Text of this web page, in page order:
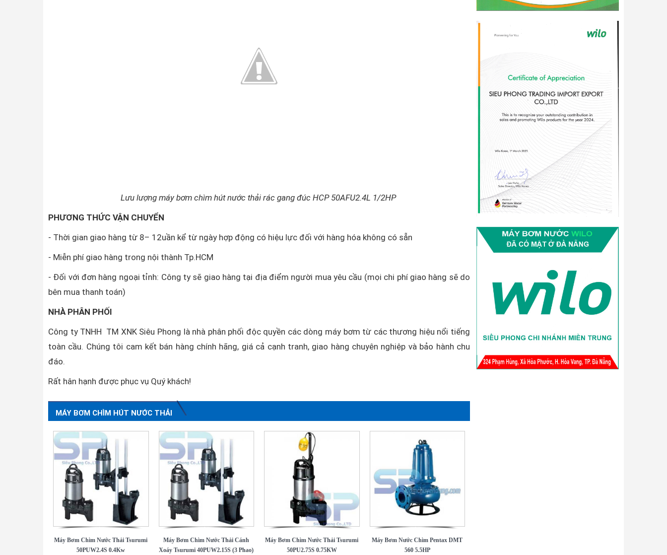
Lưu lượng máy bơm chìm hút nước thải rác gang đúc HCP 50AFU2.4L 1/2HP
PHƯƠNG THỨC VẬN CHUYỂN
- Thời gian giao hàng từ 8– 12uần kể từ ngày hợp động có hiệu lực đối với hàng hóa không có sẵn
- Miễn phí giao hàng trong nội thành Tp.HCM
- Đối với đơn hàng ngoại tỉnh: Công ty sẽ giao hàng tại địa điểm người mua yêu cầu (mọi chi phí giao hàng sẽ do
bên mua thanh toán)
NHÀ PHÂN PHỐI
Công ty TNHH TM XNK Siêu Phong là nhà phân phối độc quyền các dòng máy bơm từ các thương hiệu nổi tiếng
toàn cầu. Chúng tôi cam kết bán hàng chính hãng, giá cả cạnh tranh, giao hàng chuyên nghiệp và bảo hành chu
đáo.
Rất hân hạnh được phục vụ Quý khách!
MÁY BƠM CHÌM HÚT NƯỚC THẢI
Máy Bơm Chìm Nước Thải Tsurumi
50PUW2.4S 0.4Kw
Máy Bơm Chìm Nước Thải Cánh
Xoáy Tsurumi 40PUW2.15S (3 Phao)
Máy Bơm Chìm Nước Thải Tsurumi
50PU2.75S 0.75KW
Máy Bơm Nước Chìm Pentax DMT
560 5.5HP